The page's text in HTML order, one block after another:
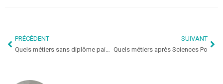
PRÉCÉDENT
SUIVANT
Quels métiers après Sciences Po